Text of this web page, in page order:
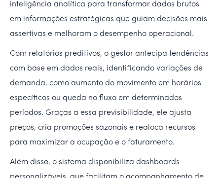
inteligência analítica para transformar dados brutos
em informações estratégicas que guiam decisões mais
assertivas e melhoram o desempenho operacional.
Com relatórios preditivos, o gestor antecipa tendências
com base em dados reais, identificando variações de
demanda, como aumento do movimento em horários
específicos ou queda no fluxo em determinados
períodos. Graças a essa previsibilidade, ele ajusta
preços, cria promoções sazonais e realoca recursos
para maximizar a ocupação e o faturamento.
Além disso, o sistema disponibiliza dashboards